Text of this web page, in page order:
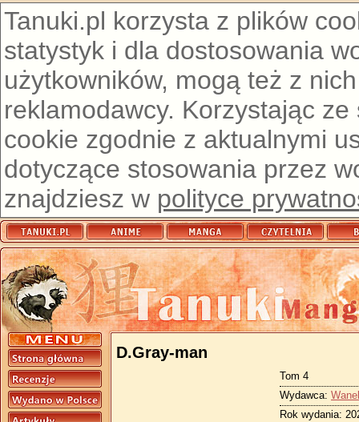
Tanuki.pl korzysta z plików
statystyk i dla dostosowania
użytkowników, mogą też z
reklamodawcy. Korzystając
cookie zgodnie z aktualnymi
dotyczące stosowania przez
znajdziesz w polityce
D.Gray-man
Tom 4
Wydawca:
Rok wydania: